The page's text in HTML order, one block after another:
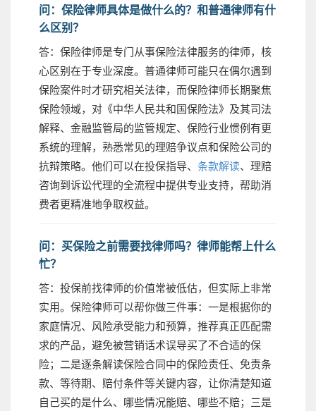
问：保险律师具体是做什么的？和普通律师有什
么区别？
答：保险律师是专门从事保险法律服务的律师，核
心区别在于专业深度。普通律师可能只在偶尔遇到
保险案件时才研究相关法律，而保险律师长期聚焦
保险领域，对《中华人民共和国保险法》及其司法
解释、金融监管局的监管规定、保险行业惯例有更
系统的理解，熟悉常见的理赔争议点和保险公司的
抗辩策略。他们可以在投保指导、 条款解读、理赔
咨询到诉讼代理的全流程中提供专业支持，帮助消
费者更精准地争取权益。
问：买保险之前需要找律师吗？律师能帮上什么
忙？
答：投保前找律师的价值常被低估，但实际上非常
实用。保险律师可以帮你做三件事：一是根据你的
家庭情况、风险承受能力和预算，推荐真正匹配需
求的产品，避免被营销话术误导买了不合适的保
险；二是逐条解读保险合同中的保险责任、免责条
款、等待期、赔付条件等关键内容，让你清楚知道
自己买的是什么、哪些情况能赔、哪些不赔；三是